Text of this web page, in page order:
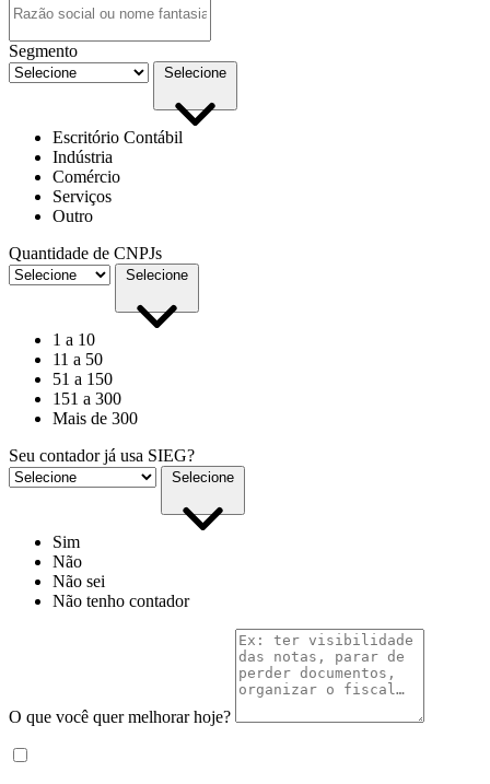
Segmento
Selecione
Escritório Contábil
Indústria
Comércio
Serviços
Outro
Quantidade de CNPJs
Selecione
1 a 10
11 a 50
51 a 150
151 a 300
Mais de 300
Seu contador já usa SIEG?
Selecione
Sim
Não
Não sei
Não tenho contador
O que você quer melhorar hoje?